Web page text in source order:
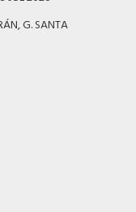
G. SANTA